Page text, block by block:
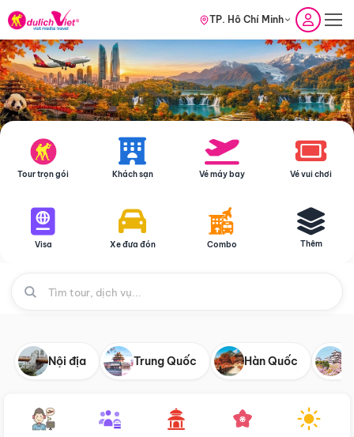
TP. Hồ Chí Minh
Tour trọn gói Khách sạn Vé máy bay Vé vui chơi
Visa Xe đưa đón Combo Thêm
Nội địa Trung Quốc Hàn Quốc